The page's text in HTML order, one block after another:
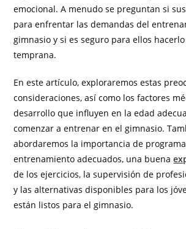
emocional. A menudo se preguntan si
para enfrentar las demandas del
gimnasio y si es seguro para ellos
temprana.
En este artículo, exploraremos estas
consideraciones, así como los factores
desarrollo que influyen en la edad
comenzar a entrenar en el gimnasio.
abordaremos la importancia de
entrenamiento adecuados, una buena
de los ejercicios, la supervisión de
y las alternativas disponibles para los
están listos para el gimnasio.